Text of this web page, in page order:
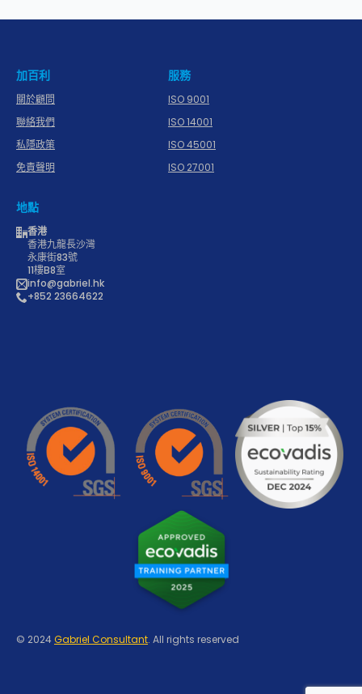
加百利
關於顧問
聯絡我們
私隱政策
免責聲明
服務
ISO 9001
ISO 14001
ISO 45001
ISO 27001
地點
香港
香港九龍長沙灣
永康街83號
11樓B8室
info@gabriel.hk
+852 23664622
© 2024Gabriel Consultant. All rights reserved